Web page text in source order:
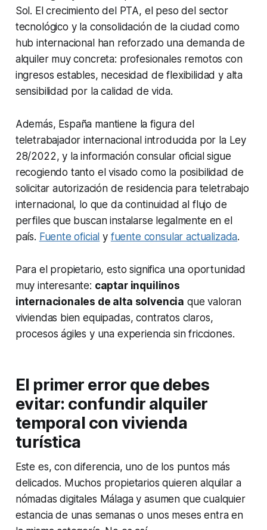
Sol. El crecimiento del PTA, el peso del sector
tecnológico y la consolidación de la ciudad como
hub internacional han reforzado una demanda de
alquiler muy concreta: profesionales remotos con
ingresos estables, necesidad de flexibilidad y alta
sensibilidad por la calidad de vida.
Además, España mantiene la figura del
teletrabajador internacional introducida por la Ley
28/2022, y la información consular oficial sigue
recogiendo tanto el visado como la posibilidad de
solicitar autorización de residencia para teletrabajo
internacional, lo que da continuidad al flujo de
perfiles que buscan instalarse legalmente en el
país. Fuente oficial y fuente consular actualizada.
Para el propietario, esto significa una oportunidad
muy interesante: captar inquilinos
internacionales de alta solvencia que valoran
viviendas bien equipadas, contratos claros,
procesos ágiles y una experiencia sin fricciones.
El primer error que debes
evitar: confundir alquiler
temporal con vivienda
turística
Este es, con diferencia, uno de los puntos más
delicados. Muchos propietarios quieren alquilar a
nómadas digitales Málaga y asumen que cualquier
estancia de unas semanas o unos meses entra en